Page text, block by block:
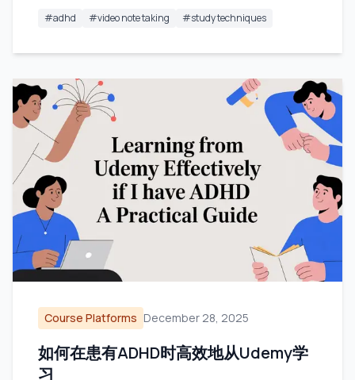
#adhd #video note taking #study techniques
Course Platforms December 28, 2025
如何在患有ADHD时高效地从Udemy学
习